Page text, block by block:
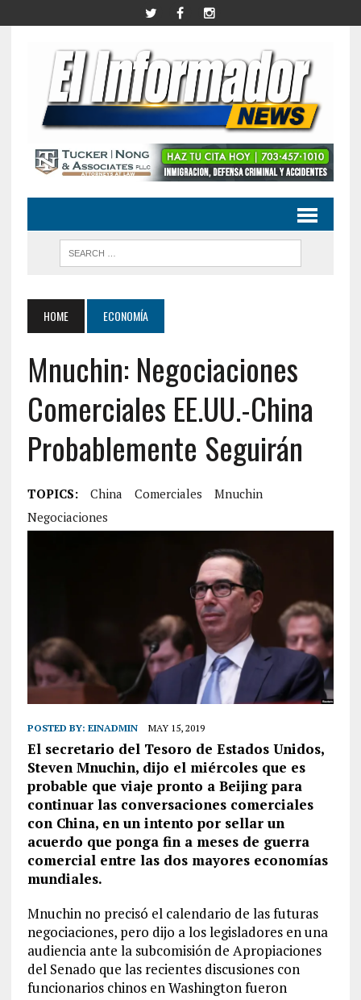
HOME ECONOMÍA
Mnuchin: Negociaciones
Comerciales EE.UU.-China
Probablemente Seguirán
TOPICS: China Comerciales
Mnuchin
Negociaciones
POSTED BY: EINADMIN MAY 15, 2019
El secretario del Tesoro de Estados Unidos,
Steven Mnuchin, dijo el miércoles que es
probable que viaje pronto a Beijing para
continuar las conversaciones comerciales
con China, en un intento por sellar un
acuerdo que ponga fin a meses de guerra
comercial entre las dos mayores economías
mundiales.
Mnuchin no precisó el calendario de las futuras
negociaciones, pero dijo a los legisladores en una
audiencia ante la subcomisión de Apropiaciones
del Senado que las recientes discusiones con
funcionarios chinos en Washington fueron